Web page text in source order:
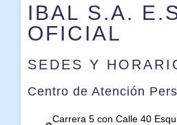
IBAL S.A.
OFICIAL
SEDES Y
Centro de Atención
Carrera 5 con Calle 40